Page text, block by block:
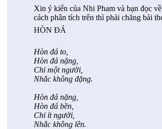
Xin ý kiến của Nhi Pham và bạn đọc
cách phân tích trên thì phải chăng bài
HÒN ĐÁ
Hòn đá to,
Hòn đá nặng,
Chỉ một người,
Nhắc không đặng.
Hòn đá nặng,
Hòn đá bền,
Chỉ ít người,
Nhắc không lên.